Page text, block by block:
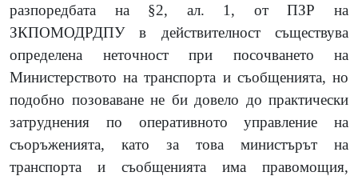
разпоредбата на §2, ал. 1, от ПЗР на
ЗКПОМОДРДПУ в действителност съществува
определена неточност при посочването на
Министерството на транспорта и съобщенията, но
подобно позоваване не би довело до практически
затруднения по оперативното управление на
съоръженията, като за това министърът на
транспорта и съобщенията има правомощия,